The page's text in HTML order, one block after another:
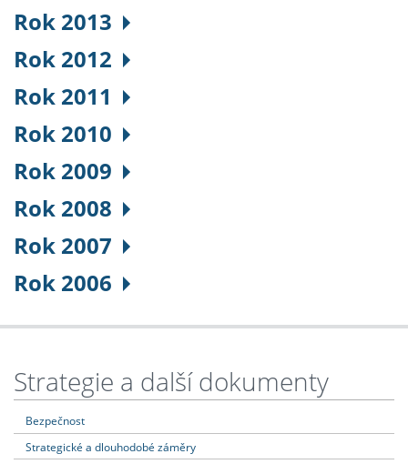
Rok 2013
Rok 2012
Rok 2011
Rok 2010
Rok 2009
Rok 2008
Rok 2007
Rok 2006
Strategie a další dokumenty
Bezpečnost
Strategické a dlouhodobé záměry